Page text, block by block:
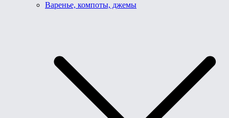
Варенье, компоты, джемы